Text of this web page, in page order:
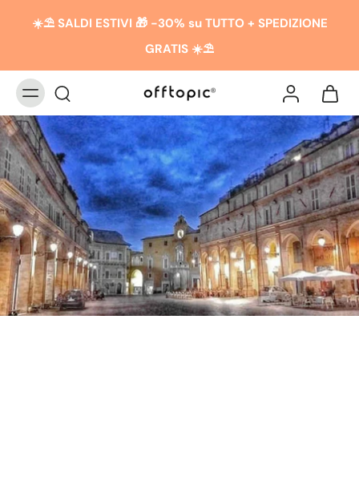
☀️​​⛱️ SALDI ESTIVI 🎁 -30% su TUTTO + SPEDIZIONE
GRATIS ☀️​​⛱️